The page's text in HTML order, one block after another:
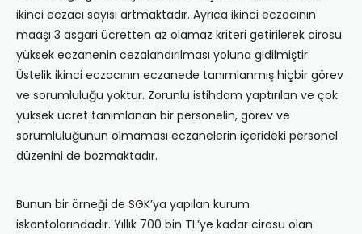
ikinci eczacı sayısı artmaktadır. Ayrıca ikinci eczacının
maaşı 3 asgari ücretten az olamaz kriteri getirilerek cirosu
yüksek eczanenin cezalandırılması yoluna gidilmiştir.
Üstelik ikinci eczacının eczanede tanımlanmış hiçbir görev
ve sorumluluğu yoktur. Zorunlu istihdam yaptırılan ve çok
yüksek ücret tanımlanan bir personelin, görev ve
sorumluluğunun olmaması eczanelerin içerideki personel
düzenini de bozmaktadır.
Bunun bir örneği de SGK’ya yapılan kurum
iskontolarındadır. Yıllık 700 bin TL’ye kadar cirosu olan